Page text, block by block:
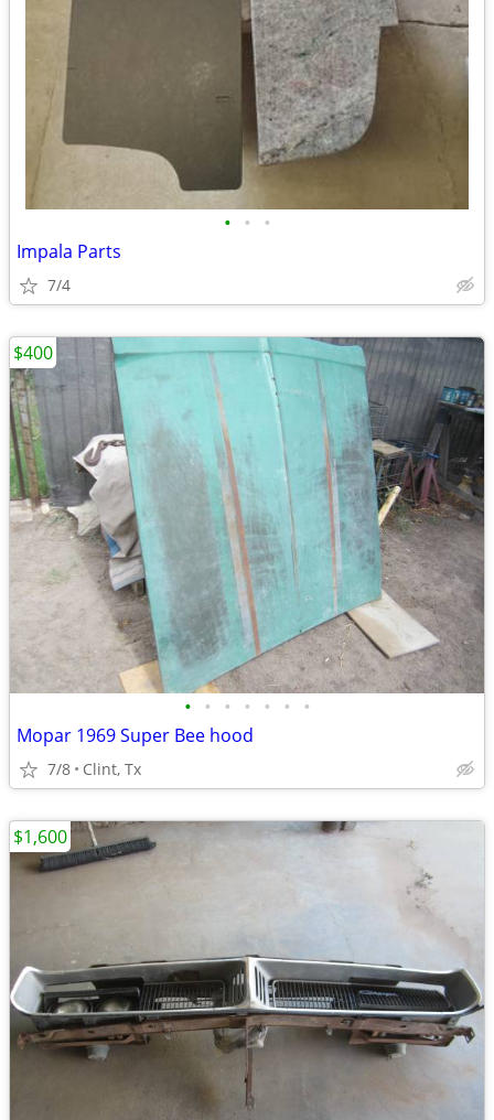
• • •
Impala Parts
7/4
• • • • • • •
Mopar 1969 Super Bee hood
7/8 Clint, Tx
$400
$1,600